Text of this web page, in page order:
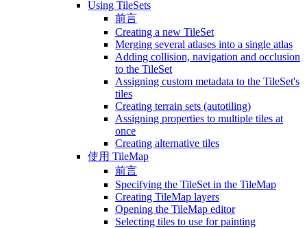
Using TileSets
前言
Creating a new TileSet
Merging several atlases into a single atlas
Adding collision, navigation and occlusion
to the TileSet
Assigning custom metadata to the TileSet's
tiles
Creating terrain sets (autotiling)
Assigning properties to multiple tiles at
once
Creating alternative tiles
使用 TileMap
前言
Specifying the TileSet in the TileMap
Creating TileMap layers
Opening the TileMap editor
Selecting tiles to use for painting